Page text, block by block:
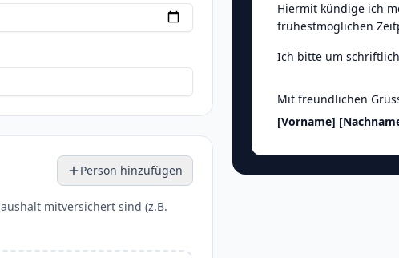
Person hinzufügen
mitversichert sind (z.B.
Hiermit kündige ich
frühestmöglichen
Ich bitte um
Mit freundlichen
[Vorname]